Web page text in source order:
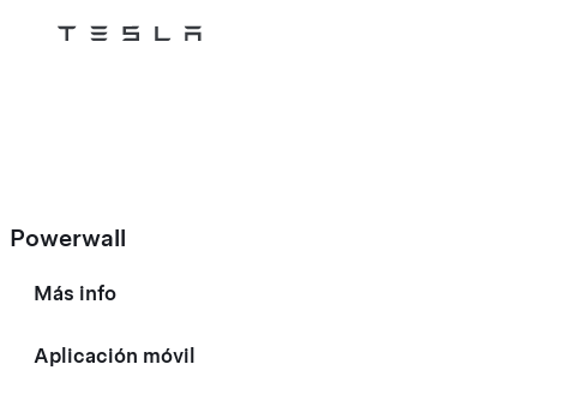
Tesla
Powerwall
Más info
Aplicación móvil